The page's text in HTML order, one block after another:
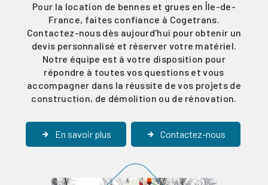
Pour la location de bennes et grues en Île-de-
France, faites confiance à Cogetrans.
Contactez-nous dès aujourd'hui pour obtenir un
devis personnalisé et réserver votre matériel.
Notre équipe est à votre disposition pour
répondre à toutes vos questions et vous
accompagner dans la réussite de vos projets de
construction, de démolition ou de rénovation.
En savoir plus Contactez-nous